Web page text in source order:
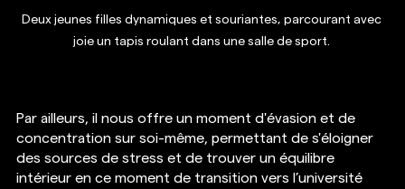
Deux jeunes filles dynamiques et souriantes, parcourant avec
joie un tapis roulant dans une salle de sport.
Par ailleurs, il nous offre un moment d'évasion et de
concentration sur soi-même, permettant de s'éloigner
des sources de stress et de trouver un équilibre
intérieur en ce moment de transition vers l’université